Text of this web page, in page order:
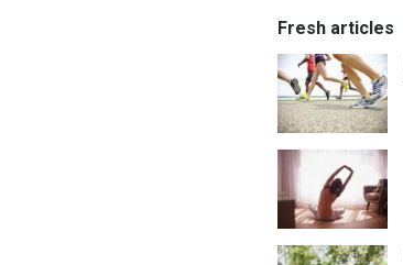
Fresh articles